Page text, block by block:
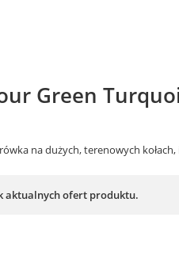
Green
na dużych, terenowych
aktualnych ofert produktu.